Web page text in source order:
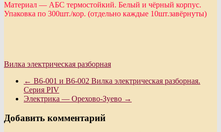
Материал — АБС термостойкий. Белый и чёрный корпус.
Упаковка по 300шт./кор. (отдельно каждые 10шт.завёрнуты)
Вилка электрическая разборная
← В6-001 и В6-002 Вилка электрическая разборная.
Серия PIV
Электрика — Орехово-Зуево →
Добавить комментарий